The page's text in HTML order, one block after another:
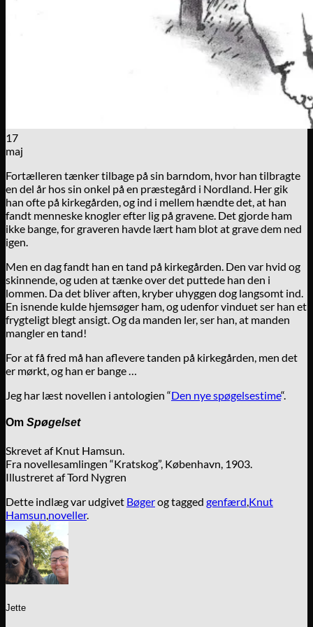
17
maj
Fortælleren tænker tilbage på sin barndom, hvor han tilbragte
en del år hos sin onkel på en præstegård i Nordland. Her gik
han ofte på kirkegården, og ind i mellem hændte det, at han
fandt menneske knogler efter lig på gravene. Det gjorde ham
ikke bange, for graveren havde lært ham blot at grave dem ned
igen.
Men en dag fandt han en tand på kirkegården. Den var hvid og
skinnende, og uden at tænke over det puttede han den i
lommen. Da det bliver aften, kryber uhyggen dog langsomt ind.
En isnende kulde hjemsøger ham, og udenfor vinduet ser han et
frygteligt blegt ansigt. Og da manden ler, ser han, at manden
mangler en tand!
For at få fred må han aflevere tanden på kirkegården, men det
er mørkt, og han er bange …
Jeg har læst novellen i antologien “Den nye spøgelsestime“.
Om Spøgelset
Skrevet af Knut Hamsun.
Fra novellesamlingen “Kratskog”, København, 1903.
Illustreret af Tord Nygren
Dette indlæg var udgivet Bøgerog tagged genfærd,Knut
Hamsun,noveller.
Jette